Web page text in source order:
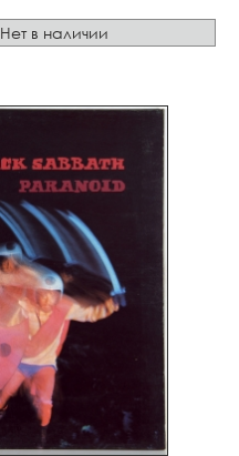
Нет в наличии